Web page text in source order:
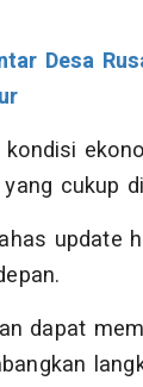
Desa
cukup
update
dapat